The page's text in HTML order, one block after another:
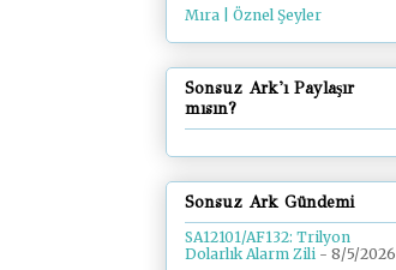
Mıra | Öznel Şeyler
Sonsuz Ark'ı Paylaşır
mısın?
Sonsuz Ark Gündemi
SA12101/AF132: Trilyon
Dolarlık Alarm Zili - 8/5/2026